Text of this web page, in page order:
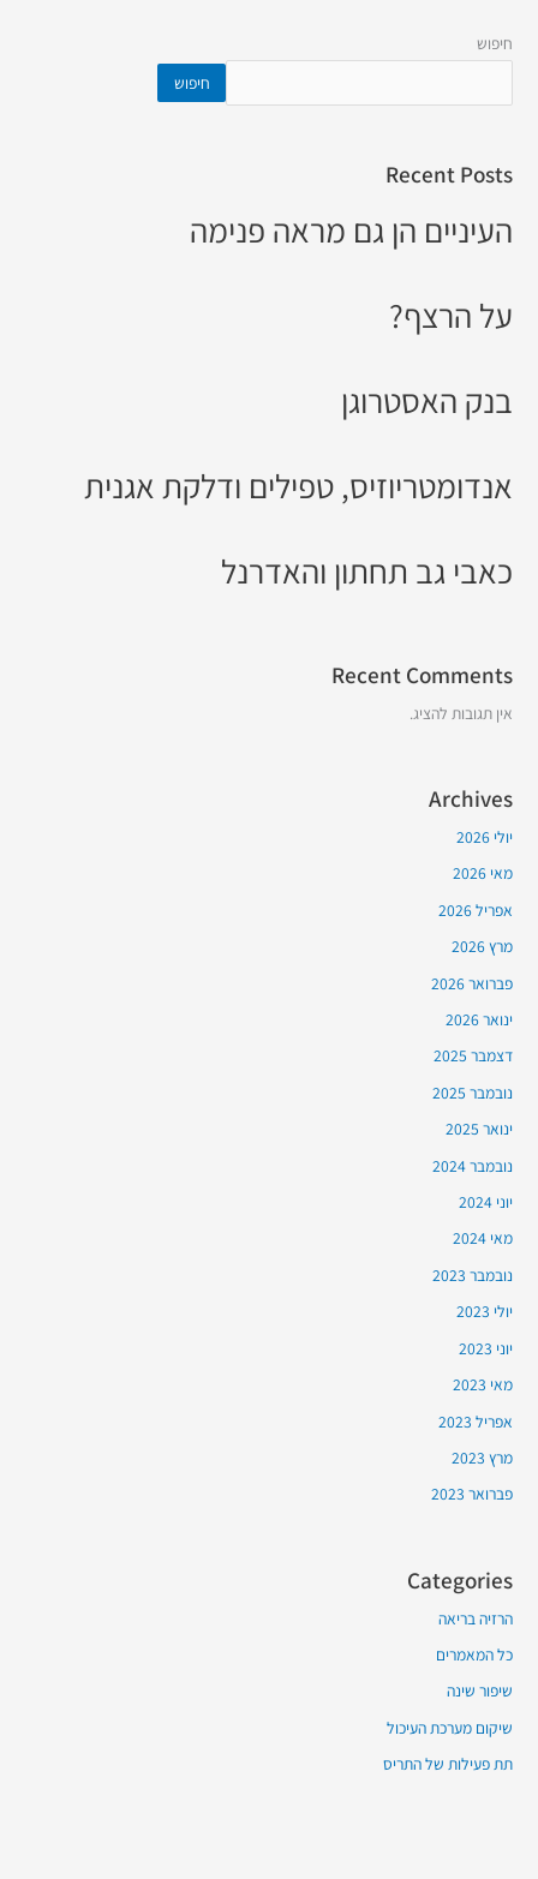
חיפוש
חיפוש
Recent Posts
העיניים הן גם מראה פנימה
על הרצף?
בנק האסטרוגן
אנדומטריוזיס, טפילים ודלקת אגנית
כאבי גב תחתון והאדרנל
Recent Comments
אין תגובות להציג.
Archives
יולי 2026
מאי 2026
אפריל 2026
מרץ 2026
פברואר 2026
ינואר 2026
דצמבר 2025
נובמבר 2025
ינואר 2025
נובמבר 2024
יוני 2024
מאי 2024
נובמבר 2023
יולי 2023
יוני 2023
מאי 2023
אפריל 2023
מרץ 2023
פברואר 2023
Categories
הרזיה בריאה
כל המאמרים
שיפור שינה
שיקום מערכת העיכול
תת פעילות של התריס